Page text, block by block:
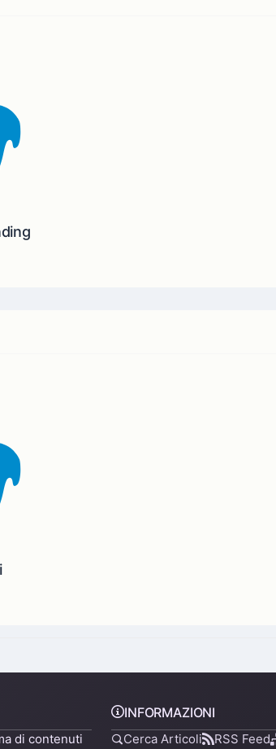
di contenuti
INFORMAZIONI
Cerca Articoli RSS Feed